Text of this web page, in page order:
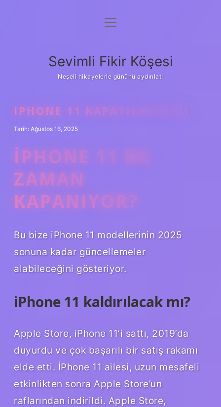
Anasayfa
Yasal Uyarı
menüyü
Sevimli Fikir Köşesi
Neşeli hikayelerle gününü aydınlat!
IPHONE 11 KAPATILACAK MI
Tarih: Ağustos 16, 2025
IPHONE 11 NE
ZAMAN
KAPANIYOR?
Bu bize iPhone 11 modellerinin 2025
sonuna kadar güncellemeler
alabileceğini gösteriyor.
iPhone 11 kaldırılacak mı?
Apple Store, iPhone 11’i sattı, 2019’da
duyurdu ve çok başarılı bir satış rakamı
elde etti. İPhone 11 ailesi, uzun mesafeli
etkinlikten sonra Apple Store’un
raflarından indirildi. Apple Store,